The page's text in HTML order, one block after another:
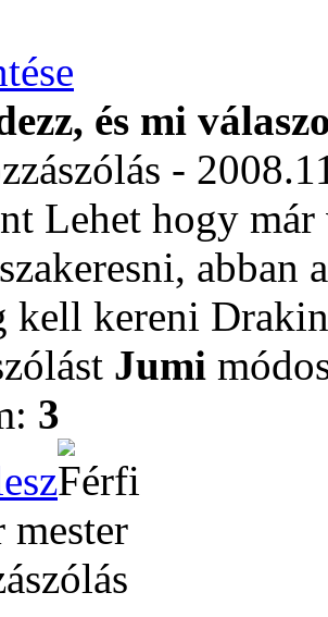
és mi
-
Lehet hogy
abban
kell kereni
Jumi
3
mester